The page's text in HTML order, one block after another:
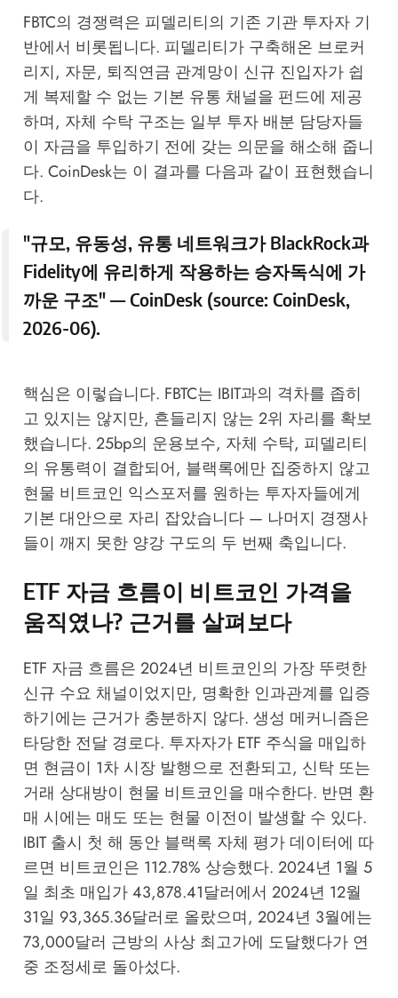
FBTC의 경쟁력은 피델리티의 기존 기관 투자자 기
반에서 비롯됩니다. 피델리티가 구축해온 브로커
리지, 자문, 퇴직연금 관계망이 신규 진입자가 쉽
게 복제할 수 없는 기본 유통 채널을 펀드에 제공
하며, 자체 수탁 구조는 일부 투자 배분 담당자들
이 자금을 투입하기 전에 갖는 의문을 해소해 줍니
다. CoinDesk는 이 결과를 다음과 같이 표현했습니
다.
"규모, 유동성, 유통 네트워크가 BlackRock과
Fidelity에 유리하게 작용하는 승자독식에 가
까운 구조" — CoinDesk (source: CoinDesk,
2026-06).
핵심은 이렇습니다. FBTC는 IBIT과의 격차를 좁히
고 있지는 않지만, 흔들리지 않는 2위 자리를 확보
했습니다. 25bp의 운용보수, 자체 수탁, 피델리티
의 유통력이 결합되어, 블랙록에만 집중하지 않고
현물 비트코인 익스포저를 원하는 투자자들에게
기본 대안으로 자리 잡았습니다 — 나머지 경쟁사
들이 깨지 못한 양강 구도의 두 번째 축입니다.
ETF 자금 흐름이 비트코인 가격을
움직였나? 근거를 살펴보다
ETF 자금 흐름은 2024년 비트코인의 가장 뚜렷한
신규 수요 채널이었지만, 명확한 인과관계를 입증
하기에는 근거가 충분하지 않다. 생성 메커니즘은
타당한 전달 경로다. 투자자가 ETF 주식을 매입하
면 현금이 1차 시장 발행으로 전환되고, 신탁 또는
거래 상대방이 현물 비트코인을 매수한다. 반면 환
매 시에는 매도 또는 현물 이전이 발생할 수 있다.
IBIT 출시 첫 해 동안 블랙록 자체 평가 데이터에 따
르면 비트코인은 112.78% 상승했다. 2024년 1월 5
일 최초 매입가 43,878.41달러에서 2024년 12월
31일 93,365.36달러로 올랐으며, 2024년 3월에는
73,000달러 근방의 사상 최고가에 도달했다가 연
중 조정세로 돌아섰다.